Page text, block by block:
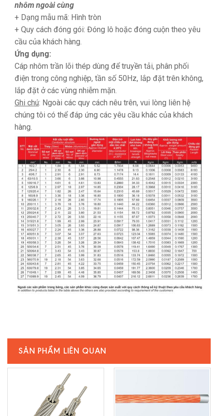
nhôm ngoài cùng
+ Dạng mẫu mã: Hình tròn
+ Quy cách đóng gói: Đóng lô hoặc đóng cuộn theo yêu
cầu của khách hàng.
Ứng dụng:
Cáp nhôm trần lõi thép dùng để truyền tải, phân phối
điện trong công nghiệp, tần số 50Hz, lắp đặt trên không,
lắp đặt ở các vùng nhiễm mặn.
Ghi chú: Ngoài các quy cách nêu trên, vui lòng liên hệ
chúng tôi có thể đáp ứng các yêu cầu khác của khách
hàng.
SẢN PHẨM LIÊN QUAN